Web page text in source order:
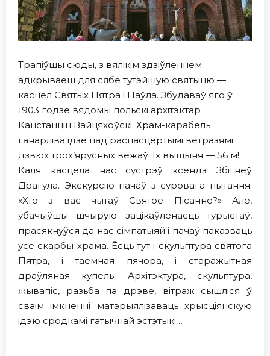
Трапіўшы сюды, з вялікім здзіўленнем
адкрываеш для сябе тутэйшую святыню —
касцёл Святых Пятра і Паўла. Збудаваў яго ў
1903 годзе вядомы польскі архітэктар
Канстанцін Вайцяхоўскі. Храм-карабель
ганарліва ідзе пад распасцёртымі ветразямі
дзвюх трох’ярусных вежаў. Iх вышыня — 56 м!
Каля касцёла нас сустрэў ксёндз Збігнеў
Драгула. Экскурсію пачаў з суровага пытання:
«Хто з вас чытаў Святое Пісанне?» Але,
убачыўшы шчырую зацікаўленасць турыстаў,
прасякнуўся да нас сімпатыяй і пачаў паказваць
усе скарбы храма. Ёсць тут і скульптура святога
Пятра, і таемная пячора, i старажытная
драўляная купель. Архітэктура, скульптура,
жывапіс, разьба па дрэве, вітраж сышліся ў
сваім імкненні матэрыялізаваць хрысціянскую
ідэю сродкамі гатычнай эстэтыкі…